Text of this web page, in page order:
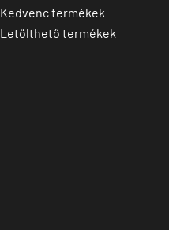
Kedvenc termékek
Letölthető termékek